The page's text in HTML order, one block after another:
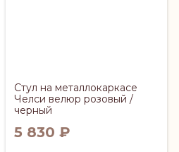
Стул на металлокаркасе
Челси велюр розовый /
черный
5 830 ₽